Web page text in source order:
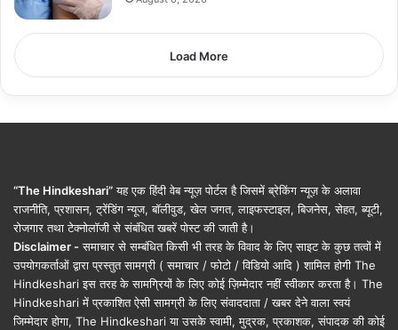
Load More
“The Hindkeshari”यह एक हिंदी वेब न्यूज़ पोर्टल है जिसमें ब्रेकिंग न्यूज़ के अलावा
राजनीति, प्रशासन, ट्रेंडिंग न्यूज, बॉलीवुड, खेल जगत, लाइफस्टाइल, बिजनेस, सेहत, ब्यूटी,
रोजगार तथा टेक्नोलॉजी से संबंधित खबरें पोस्ट की जाती है।
Disclaimer - समाचार से सम्बंधित किसी भी तरह के विवाद के लिए साइट के कुछ तत्वों में
उपयोगकर्ताओं द्वारा प्रस्तुत सामग्री ( समाचार / फोटो / विडियो आदि ) शामिल होगी The
Hindkeshari इस तरह के सामग्रियों के लिए कोई ज़िम्मेदार नहीं स्वीकार करता है। The
Hindkeshari में प्रकाशित ऐसी सामग्री के लिए संवाददाता / खबर देने वाला स्वयं
जिम्मेदार होगा, The Hindkeshari या उसके स्वामी, मुद्रक, प्रकाशक, संपादक की कोई